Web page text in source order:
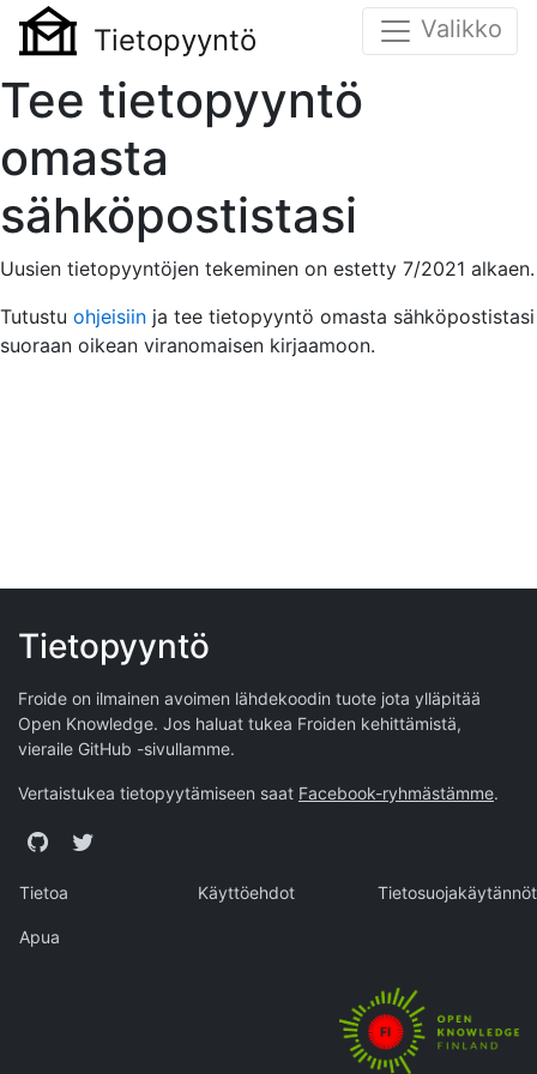
Tietopyyntö Valikko
Tee tietopyyntö
omasta
sähköpostistasi
Uusien tietopyyntöjen tekeminen on estetty 7/2021 alkaen.
Tutustu ohjeisiin ja tee tietopyyntö omasta sähköpostistasi
suoraan oikean viranomaisen kirjaamoon.
Tietopyyntö
Froide on ilmainen avoimen lähdekoodin tuote jota ylläpitää
Open Knowledge. Jos haluat tukea Froiden kehittämistä,
vieraile GitHub -sivullamme.
Vertaistukea tietopyytämiseen saat Facebook-ryhmästämme.
GitHubTwitter
Tietoa Käyttöehdot Tietosuojakäytännöt
Apua